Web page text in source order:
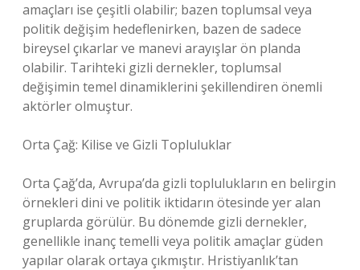
amaçları ise çeşitli olabilir; bazen toplumsal veya
politik değişim hedeflenirken, bazen de sadece
bireysel çıkarlar ve manevi arayışlar ön planda
olabilir. Tarihteki gizli dernekler, toplumsal
değişimin temel dinamiklerini şekillendiren önemli
aktörler olmuştur.
Orta Çağ: Kilise ve Gizli Topluluklar
Orta Çağ’da, Avrupa’da gizli toplulukların en belirgin
örnekleri dini ve politik iktidarın ötesinde yer alan
gruplarda görülür. Bu dönemde gizli dernekler,
genellikle inanç temelli veya politik amaçlar güden
yapılar olarak ortaya çıkmıştır. Hristiyanlık’tan